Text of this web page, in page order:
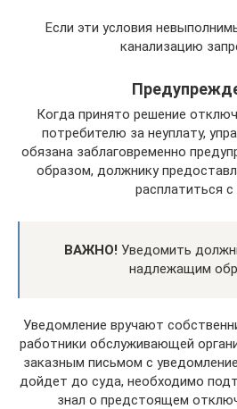
Если эти условия
канализацию
Когда принято решение
потребителю за неуплату,
обязана заблаговременно
образом, должнику
расплатиться
ВАЖНО! Уведомить
надлежащим
Уведомление вручают
работники обслуживающей
заказным письмом с
дойдет до суда, необходимо
знал о предстоящем